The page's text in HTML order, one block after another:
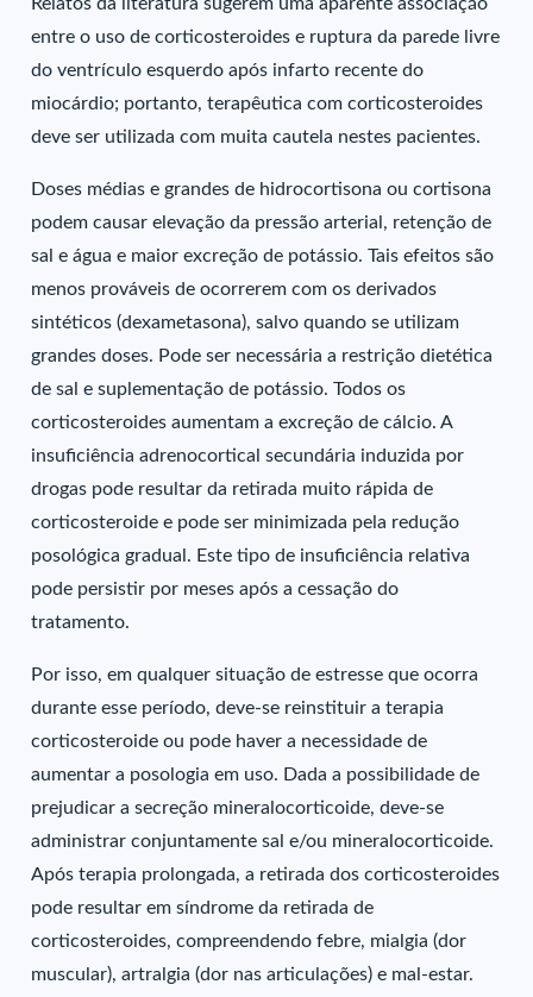
entre o uso de corticosteroides e ruptura da parede livre
do ventrículo esquerdo após infarto recente do
miocárdio; portanto, terapêutica com corticosteroides
deve ser utilizada com muita cautela nestes pacientes.
Doses médias e grandes de hidrocortisona ou cortisona
podem causar elevação da pressão arterial, retenção de
sal e água e maior excreção de potássio. Tais efeitos são
menos prováveis de ocorrerem com os derivados
sintéticos (dexametasona), salvo quando se utilizam
grandes doses. Pode ser necessária a restrição dietética
de sal e suplementação de potássio. Todos os
corticosteroides aumentam a excreção de cálcio. A
insuficiência adrenocortical secundária induzida por
drogas pode resultar da retirada muito rápida de
corticosteroide e pode ser minimizada pela redução
posológica gradual. Este tipo de insuficiência relativa
pode persistir por meses após a cessação do
tratamento.
Por isso, em qualquer situação de estresse que ocorra
durante esse período, deve-se reinstituir a terapia
corticosteroide ou pode haver a necessidade de
aumentar a posologia em uso. Dada a possibilidade de
prejudicar a secreção mineralocorticoide, deve-se
administrar conjuntamente sal e/ou mineralocorticoide.
Após terapia prolongada, a retirada dos corticosteroides
pode resultar em síndrome da retirada de
corticosteroides, compreendendo febre, mialgia (dor
muscular), artralgia (dor nas articulações) e mal-estar.